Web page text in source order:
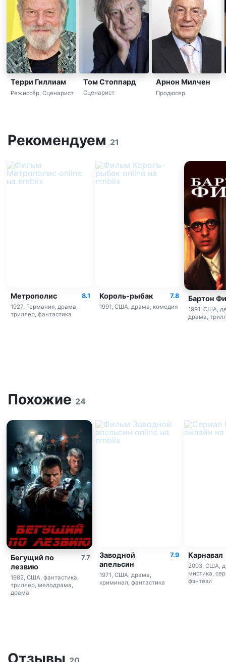
Терри Гиллиам
Режиссёр, Сценарист
Том Стоппард
Сценарист
Арнон Милчен
Продюсер
Рекомендуем 21
8.1
Метрополис
1927, Германия, драма,
триллер, фантастика
7.8
Король-рыбак
1991, США, драма, комедия
Бартон
1991, США,
драма,
Похожие 24
7.7
Бегущий по
лезвию
1982, США, фантастика,
триллер, мелодрама,
драма
7.9
Заводной
апельсин
1971, США, драма,
криминал, фантастика
Карнавал
2003, США,
мистика,
фэнтези
Отзывы